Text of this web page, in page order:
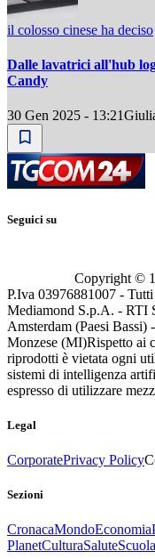
il colosso cinese ha deciso
Dalle lavatrici all'hub
Candy
30 Gen 2025 - 13:21
Seguici su
Copyright ©
P.Iva 03976881007 -
Mediamond S.p.A. - RTI
Amsterdam (Paesi
Monzese (MI)Rispetto ai
riprodotti è vietata ogni
sistemi di intelligenza
espresso di utilizzare
Legal
CorporatePrivacy Policy
Sezioni
CronacaMondoEconomia
PlanetCulturaSaluteScuola